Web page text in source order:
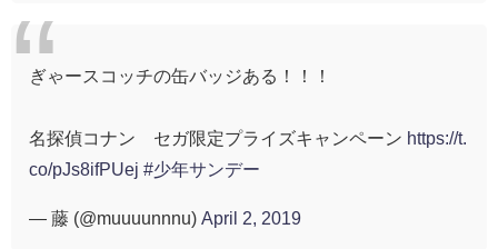
ぎゃースコッチの缶バッジある！！！
名探偵コナン セガ限定プライズキャンペーン https://t.
co/pJs8ifPUej #少年サンデー
— 藤 (@muuuunnnu) April 2, 2019